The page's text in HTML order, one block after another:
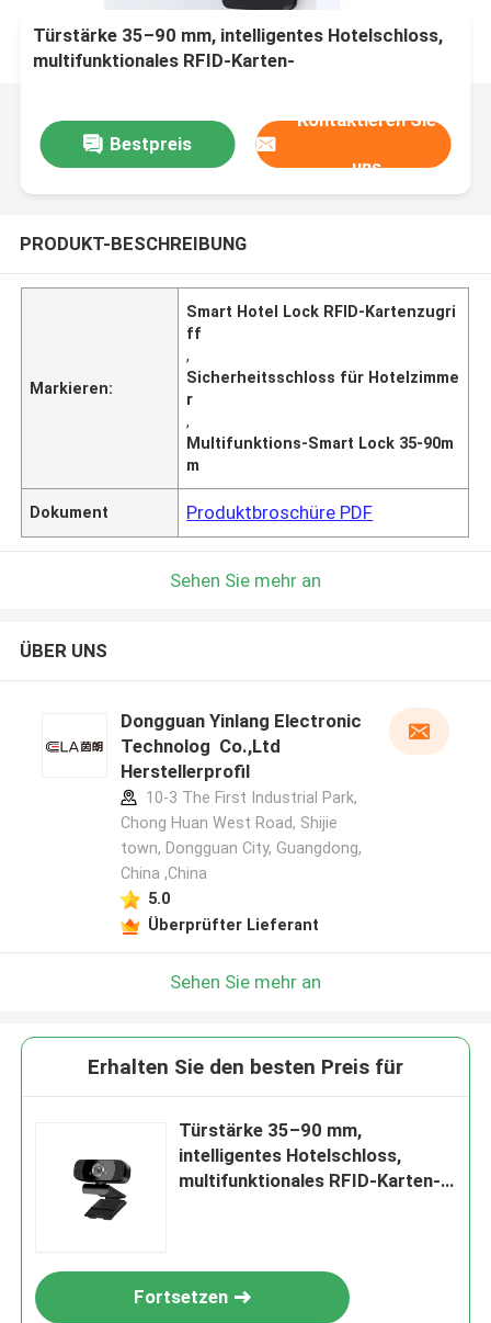
Hinterlass eine Nachricht
Wir rufen Sie bald zurück!
Türstärke 35–90 mm, intelligentes Hotelschloss,
multifunktionales RFID-Karten-
Bestpreis
Kontaktieren Sie
uns
PRODUKT-BESCHREIBUNG
Markieren:
Smart Hotel Lock RFID-Kartenzugri
ff
,
Sicherheitsschloss für Hotelzimme
r
,
Multifunktions-Smart Lock 35-90m
m
Dokument Produktbroschüre PDF
Sehen Sie mehr an
ÜBER UNS
Dongguan Yinlang Electronic
Technolog Co.,Ltd
Herstellerprofil
10-3 The First Industrial Park,
Chong Huan West Road, Shijie
town, Dongguan City, Guangdong,
China ,China
5.0
Überprüfter Lieferant
Sehen Sie mehr an
Erhalten Sie den besten Preis für
Türstärke 35–90 mm,
intelligentes Hotelschloss,
multifunktionales RFID-Karten-
Fortsetzen